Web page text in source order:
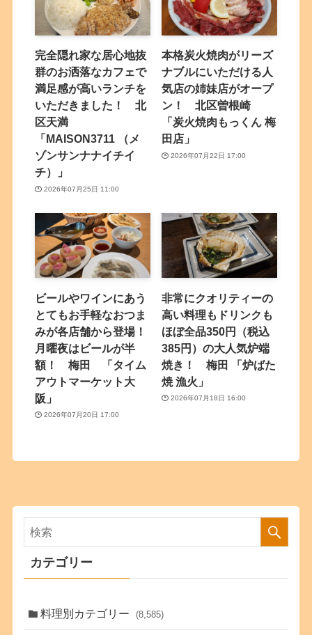
完全隠れ家な居心地抜
群のお洒落なカフェで
満足感が高いランチを
いただきました！ 北
区天満
「MAISON3711 （メ
ゾンサンナナイチイ
チ）」
2026年07月25日 11:00
本格炭火焼肉がリーズ
ナブルにいただける人
気店の姉妹店がオープ
ン！ 北区曽根崎
「炭火焼肉もっくん 梅
田店」
2026年07月22日 17:00
ビールやワインにあう
とてもお手軽なおつま
みが各店舗から登場！
月曜夜はビールが半
額！ 梅田 「タイム
アウトマーケット大
阪」
2026年07月20日 17:00
非常にクオリティーの
高い料理もドリンクも
ほぼ全品350円（税込
385円）の大人気炉端
焼き！ 梅田 「炉ばた
焼 漁火」
2026年07月18日 16:00
カテゴリー
料理別カテゴリー (8,585)